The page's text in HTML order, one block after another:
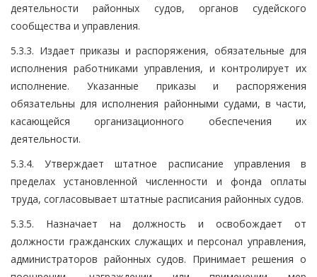
деятельности районных судов, органов судейского
сообщества и управления.
5.3.3. Издает приказы и распоряжения, обязательные для
исполнения работниками управления, и контролирует их
исполнение. Указанные приказы и распоряжения
обязательны для исполнения районными судами, в части,
касающейся организационного обеспечения их
деятельности.
5.3.4. Утверждает штатное расписание управления в
пределах установленной численности и фонда оплаты
труда, согласовывает штатные расписания районных судов.
5.3.5. Назначает на должность и освобождает от
должности гражданских служащих и персонал управления,
администраторов районных судов. Принимает решения о